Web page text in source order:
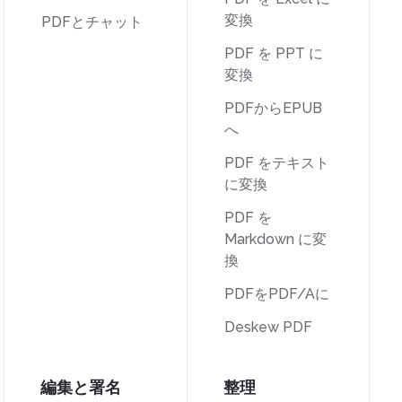
PDFとチャット
編集と署名
変換
PDF を PPT に
変換
PDFからEPUB
へ
PDF をテキスト
に変換
PDF を
Markdown に変
換
PDFをPDF/Aに
Deskew PDF
整理